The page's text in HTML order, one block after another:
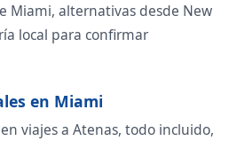
Miami, alternativas desde New
local para confirmar
en Miami
viajes a Atenas, todo incluido,